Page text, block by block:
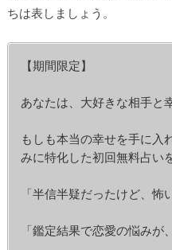
ちは表しましょう。
【期間限定】
あなたは、大好きな相手と
もしも本当の幸せを手に入
みに特化した初回無料占い
「半信半疑だったけど、怖
「鑑定結果で恋愛の悩みが